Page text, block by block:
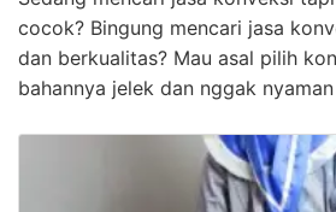
cocok? Bingung mencari jasa
dan berkualitas? Mau asal pilih
bahannya jelek dan nggak